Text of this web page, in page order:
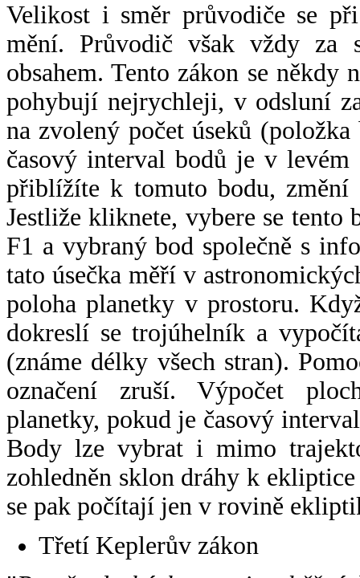
Velikost i směr průvodiče se
mění. Průvodič však vždy za
obsahem. Tento zákon se někdy
pohybují nejrychleji, v odsluní
na zvolený počet úseků
časový interval bodů je v
přiblížíte k tomuto bodu,
Jestliže kliknete, vybere se tento
F1 a vybraný bod společně s
tato úsečka měří v
poloha planetky v prostoru.
dokreslí se trojúhelník a
(známe délky všech stran).
označení zruší. Výpočet
planetky, pokud je časový
Body lze vybrat i mimo
zohledněn sklon dráhy k
se pak počítají jen v rovině
Třetí Keplerův zákon